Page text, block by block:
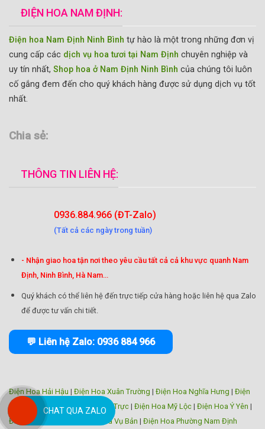
ĐIỆN HOA NAM ĐỊNH:
Điện hoa Nam Định Ninh Bình tự hào là một trong những đơn vị
cung cấp các dịch vụ hoa tươi tại Nam Định chuyên nghiệp và
uy tín nhất, Shop hoa ở Nam Định Ninh Bình của chúng tôi luôn
cố gắng đem đến cho quý khách hàng được sử dụng dịch vụ tốt
nhất.
Chia sẻ:
THÔNG TIN LIÊN HỆ:
0936.884.966 (ĐT-Zalo)
(Tất cả các ngày trong tuần)
- Nhận giao hoa tận nơi theo yêu cầu tất cả cả khu vực quanh Nam
Định, Ninh Bình, Hà Nam...
Quý khách có thể liên hệ đến trực tiếp cửa hàng hoặc liên hệ qua Zalo
để được tư vấn chi tiết.
💬 Liên hệ Zalo: 0936 884 966
Điện Hoa Hải Hậu | Điện Hoa Xuân Trường | Điện Hoa Nghĩa Hưng | Điện
Hoa Trực Ninh|Điện Hoa Nam Trực | Điện Hoa Mỹ Lộc | Điện Hoa Ý Yên |
Điện Hoa Giao Thủy
Điện Hoa Vụ Bản | Điện Hoa Phường Nam Định
CHAT QUA ZALO